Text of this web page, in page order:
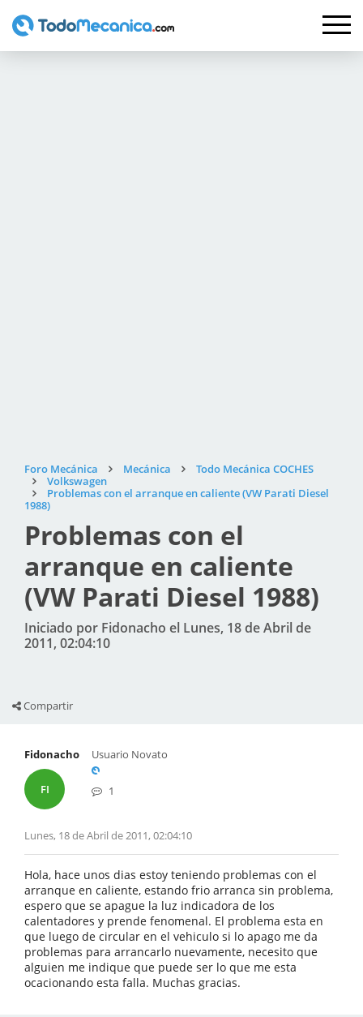
Foro Mecánica Mecánica
Todo Mecánica COCHES
Volkswagen
Problemas con el arranque en caliente (VW Parati Diesel
1988)
Problemas con el
arranque en caliente
(VW Parati Diesel 1988)
Iniciado por Fidonacho el Lunes, 18 de Abril de
2011, 02:04:10
Compartir
Fidonacho
FI
Usuario Novato
1
Lunes, 18 de Abril de 2011, 02:04:10
Hola, hace unos dias estoy teniendo problemas con el
arranque en caliente, estando frio arranca sin problema,
espero que se apague la luz indicadora de los
calentadores y prende fenomenal. El problema esta en
que luego de circular en el vehiculo si lo apago me da
problemas para arrancarlo nuevamente, necesito que
alguien me indique que puede ser lo que me esta
ocacionando esta falla. Muchas gracias.